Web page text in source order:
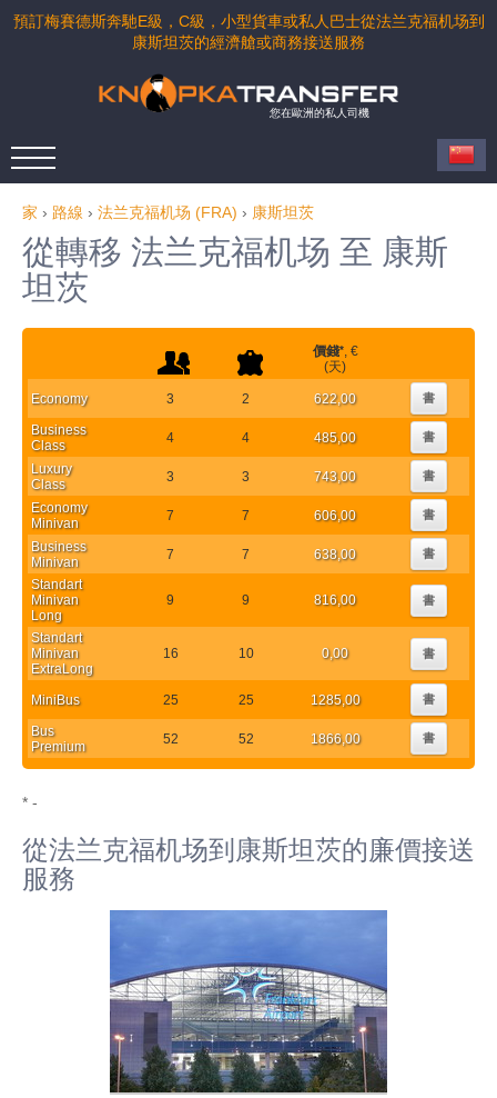
預訂梅賽德斯奔馳E級，C級，小型貨車或私人巴士從法兰克福机场到
康斯坦茨的經濟艙或商務接送服務
您在歐洲的私人司機
家 › 路線 › 法兰克福机场 (FRA) › 康斯坦茨
從轉移 法兰克福机场 至 康斯
坦茨
價錢*, €
(天)
Economy 3 2 622,00 書
Business
Class
4 4 485,00 書
Luxury
Class
3 3 743,00 書
Economy
Minivan
7 7 606,00 書
Business
Minivan
7 7 638,00 書
Standart
Minivan
Long
9 9 816,00 書
Standart
Minivan
ExtraLong
16 10 0,00 書
MiniBus 25 25 1285,00 書
Bus
Premium
52 52 1866,00 書
* -
從法兰克福机场到康斯坦茨的廉價接送
服務